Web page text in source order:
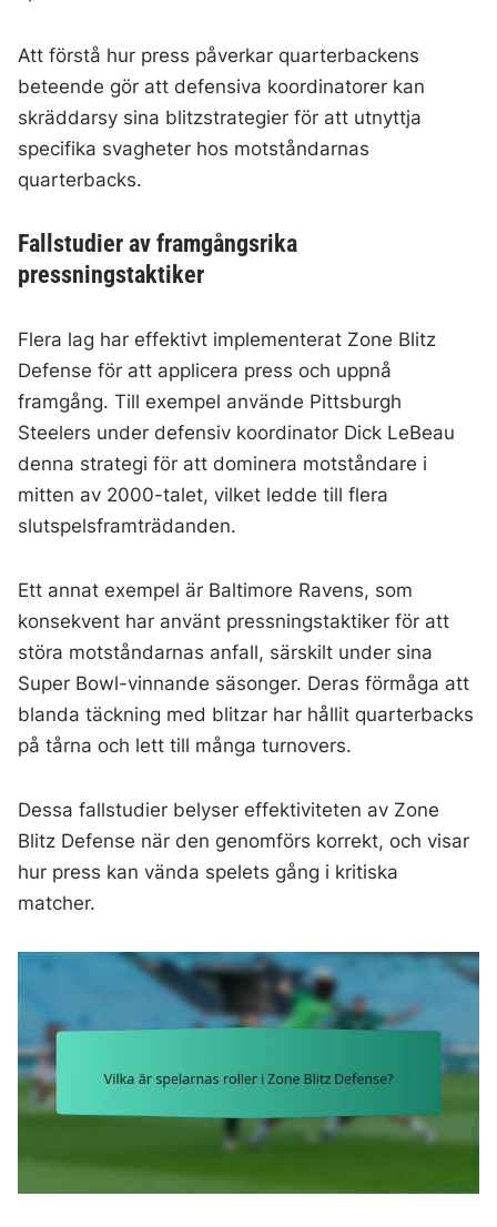
Att förstå hur press påverkar quarterbackens
beteende gör att defensiva koordinatorer kan
skräddarsy sina blitzstrategier för att utnyttja
specifika svagheter hos motståndarnas
quarterbacks.
Fallstudier av framgångsrika
pressningstaktiker
Flera lag har effektivt implementerat Zone Blitz
Defense för att applicera press och uppnå
framgång. Till exempel använde Pittsburgh
Steelers under defensiv koordinator Dick LeBeau
denna strategi för att dominera motståndare i
mitten av 2000-talet, vilket ledde till flera
slutspelsframträdanden.
Ett annat exempel är Baltimore Ravens, som
konsekvent har använt pressningstaktiker för att
störa motståndarnas anfall, särskilt under sina
Super Bowl-vinnande säsonger. Deras förmåga att
blanda täckning med blitzar har hållit quarterbacks
på tårna och lett till många turnovers.
Dessa fallstudier belyser effektiviteten av Zone
Blitz Defense när den genomförs korrekt, och visar
hur press kan vända spelets gång i kritiska
matcher.